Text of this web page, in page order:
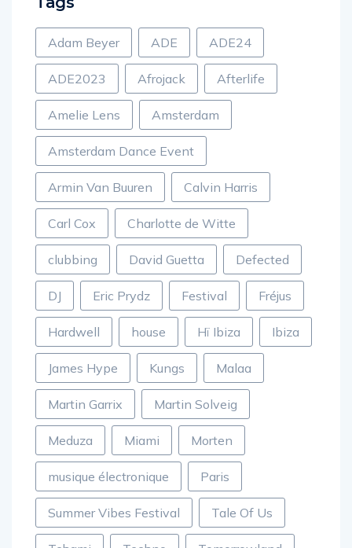
Adam Beyer ADE ADE24
ADE2023 Afrojack Afterlife
Amelie Lens Amsterdam
Amsterdam Dance Event
Armin Van Buuren Calvin Harris
Carl Cox Charlotte de Witte
clubbing David Guetta Defected
DJ Eric Prydz Festival Fréjus
Hardwell house Hï Ibiza Ibiza
James Hype Kungs Malaa
Martin Garrix Martin Solveig
Meduza Miami Morten
musique électronique Paris
Summer Vibes Festival Tale Of Us